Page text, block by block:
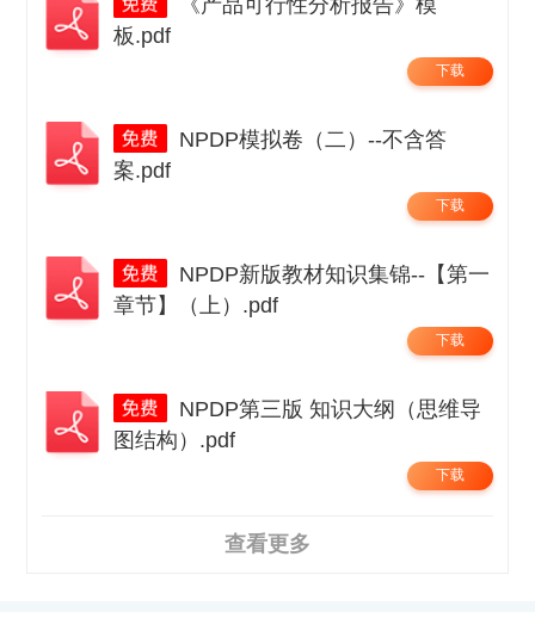
板.pdf
下载
案.pdf
下载
章节】（上）.pdf
下载
图结构）.pdf
下载
查看更多